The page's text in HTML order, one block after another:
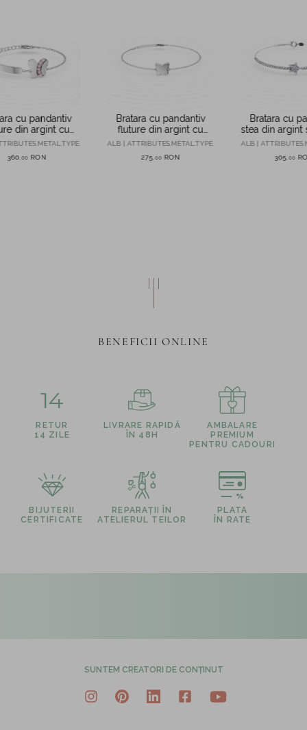
cu pandantiv
din argint cu
roz pentru copii
360 00 RON
Bratara cu pandantiv
fluture din argint cu
zirconii
ALB | ATTRIBUTES.METAL.TYPE.
275 00 RON
Bratara cu
stea din argint
ALB |
305 00
BENEFICII ONLINE
14
RETUR
14 ZILE
LIVRARE RAPIDĂ
ÎN 48H
AMBALARE
PREMIUM
PENTRU CADOURI
BIJUTERII
CERTIFICATE
REPARAȚII ÎN
ATELIERUL TEILOR
PLATA
ÎN RATE
SUNTEM CREATORI DE CONȚINUT